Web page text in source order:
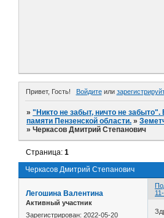
Привет, Гость! Войдитеили
»"Никто не забыт, ничто не забыто".
памяти Пензенской области. »
»Черкасов Дмитрий Степанович
Черкасов Дмитрий Степанович
Страница:1
Легошина Валентина
Активный участник
Зарегистрирован: 2022-05-20